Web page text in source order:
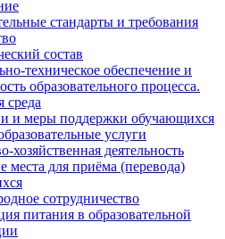
стандарты и требования
состав
техническое обеспечение и
образовательного процесса.
среда
и меры поддержки обучающихся
услуги
хозяйственная деятельность
места для приёма (перевода)
сотрудничество
питания в образовательной